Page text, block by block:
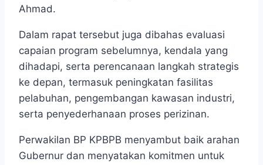
Ahmad.
Dalam rapat tersebut juga dibahas evaluasi
capaian program sebelumnya, kendala yang
dihadapi, serta perencanaan langkah strategis
ke depan, termasuk peningkatan fasilitas
pelabuhan, pengembangan kawasan industri,
serta penyederhanaan proses perizinan.
Perwakilan BP KPBPB menyambut baik arahan
Gubernur dan menyatakan komitmen untuk